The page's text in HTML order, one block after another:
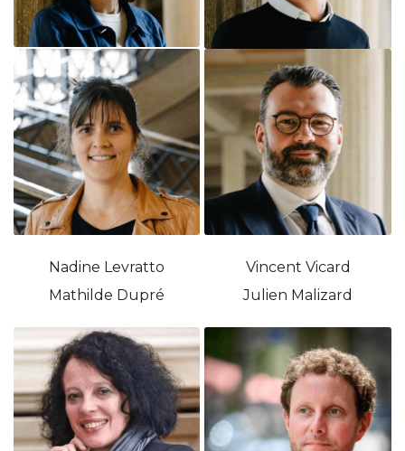
Nadine Levratto
Vincent Vicard
Mathilde Dupré
Julien Malizard